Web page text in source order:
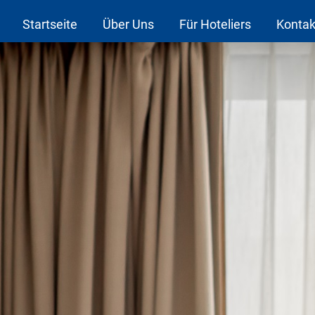
Startseite Über Uns Für Hoteliers